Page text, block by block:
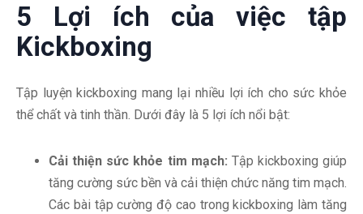
5 Lợi ích của việc tập
Kickboxing
Tập luyện kickboxing mang lại nhiều lợi ích cho sức khỏe
thể chất và tinh thần. Dưới đây là 5 lợi ích nổi bật:
Cải thiện sức khỏe tim mạch: Tập kickboxing giúp
tăng cường sức bền và cải thiện chức năng tim mạch.
Các bài tập cường độ cao trong kickboxing làm tăng